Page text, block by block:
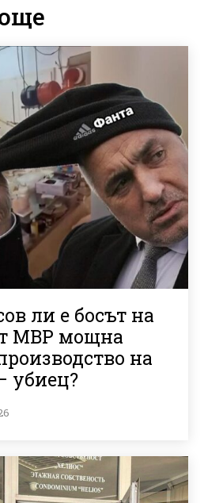
ли е босът на
МВР мощна
на
убиец?